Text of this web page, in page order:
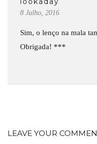
8 Julho, 2016
Sim, o lenço na mala
Obrigada! ***
LEAVE YOUR